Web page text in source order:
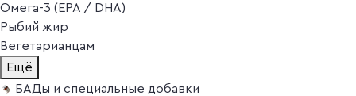
Омега-3 (EPA / DHA)
Рыбий жир
Вегетарианцам
Ещё
БАДы и специальные добавки